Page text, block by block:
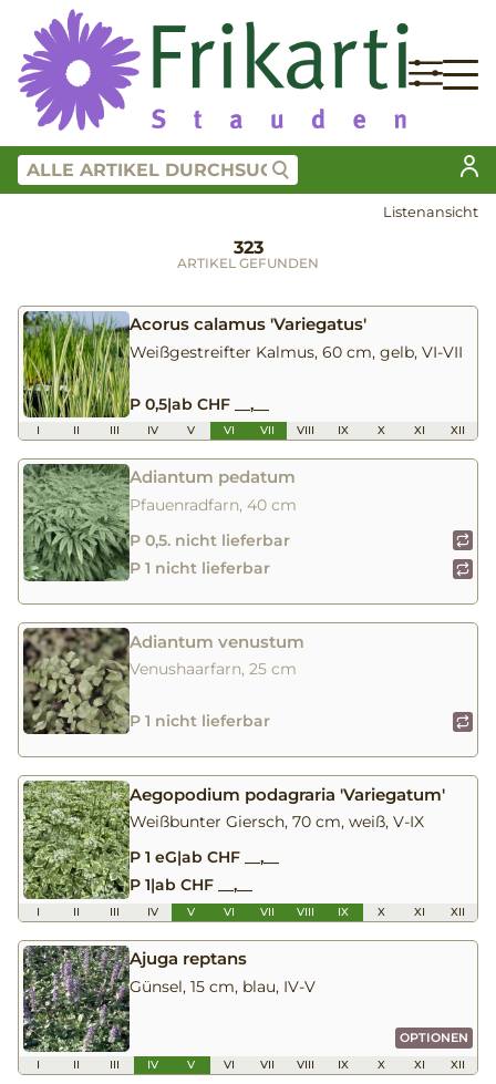
Listenansicht
323
ARTIKEL GEFUNDEN
Acorus calamus 'Variegatus'
Weißgestreifter Kalmus, 60 cm, gelb, VI-VII
P 0,5|ab CHF __,__
I II III IV V VI VII VIII IX X XI XII
Adiantum pedatum
Pfauenradfarn, 40 cm
P 0,5. nicht lieferbar
P 1 nicht lieferbar
Adiantum venustum
Venushaarfarn, 25 cm
P 1 nicht lieferbar
Aegopodium podagraria 'Variegatum'
Weißbunter Giersch, 70 cm, weiß, V-IX
P 1 eG|ab CHF __,__
P 1|ab CHF __,__
I II III IV V VI VII VIII IX X XI XII
Ajuga reptans
Günsel, 15 cm, blau, IV-V
OPTIONEN
I II III IV V VI VII VIII IX X XI XII